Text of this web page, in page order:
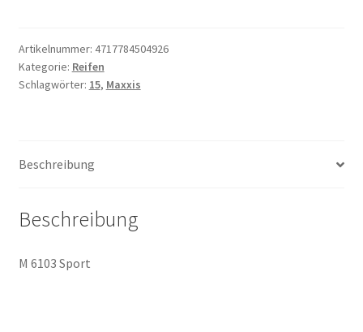
-
15
70H
Artikelnummer: 4717784504926
Kategorie: Reifen
Schlagwörter: 15, Maxxis
Beschreibung
Beschreibung
M 6103 Sport